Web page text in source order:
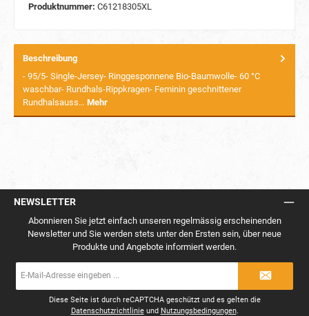
Produktnummer: C61218305XL
Beschreibung
- 95/5- Single-Jersey- Ringgesponnene Bio-Baumwolle- 60 °C
waschbar- Rundhals-Rippkragen- Feminin geschnittener
Rundhalsauss… Mehr
NEWSLETTER
Abonnieren Sie jetzt einfach unseren regelmässig erscheinenden
Newsletter und Sie werden stets unter den Ersten sein, über neue
Produkte und Angebote informiert werden.
Mail-
Diese Seite ist durch reCAPTCHA geschützt und es gelten die
Datenschutzrichtlinieund Nutzungsbedingungen.